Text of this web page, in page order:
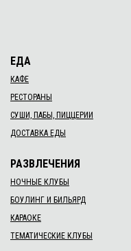
ЕДА
КАФЕ
РЕСТОРАНЫ
СУШИ, ПАБЫ, ПИЦЦЕРИИ
ДОСТАВКА ЕДЫ
РАЗВЛЕЧЕНИЯ
НОЧНЫЕ КЛУБЫ
БОУЛИНГ И БИЛЬЯРД
КАРАОКЕ
ТЕМАТИЧЕСКИЕ КЛУБЫ